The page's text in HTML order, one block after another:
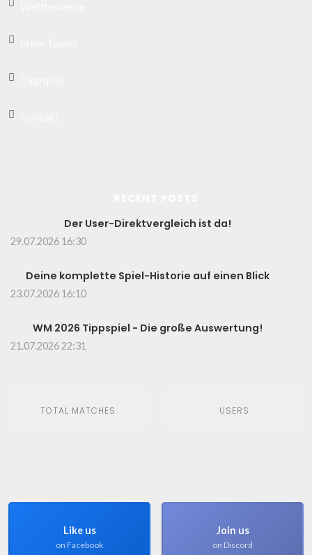
Der User-Direktvergleich ist da!
29.07.2026 16:30
Deine komplette Spiel-Historie auf einen Blick
23.07.2026 16:10
WM 2026 Tippspiel - Die große Auswertung!
21.07.2026 22:31
TOTAL MATCHES USERS
Like us
on Facebook
Join us
on Discord